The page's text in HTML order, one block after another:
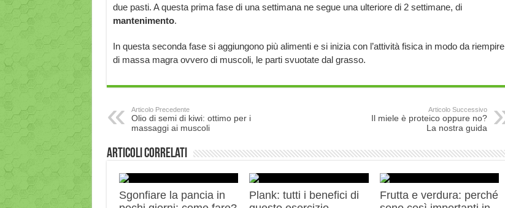
due pasti. A questa prima fase di una settimana ne segue una ulteriore di 2 settimane, di
mantenimento.
In questa seconda fase si aggiungono più alimenti e si inizia con l’attività fisica in modo da riempire
di massa magra ovvero di muscoli, le parti svuotate dal grasso.
Articolo Precedente
Olio di semi di kiwi: ottimo per i
massaggi ai muscoli
Articolo Successivo
Il miele è proteico oppure no?
La nostra guida
Articoli correlati
Sgonfiare la pancia in
Plank: tutti i benefici di
Frutta e verdura: perché